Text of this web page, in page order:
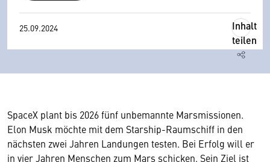
25.09.2024
Inhalt
teilen
SpaceX plant bis 2026 fünf unbemannte Marsmissionen.
Elon Musk möchte mit dem Starship-Raumschiff in den
nächsten zwei Jahren Landungen testen. Bei Erfolg will er
in vier Jahren Menschen zum Mars schicken. Sein Ziel ist